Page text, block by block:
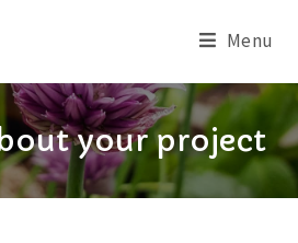
Menu
your project